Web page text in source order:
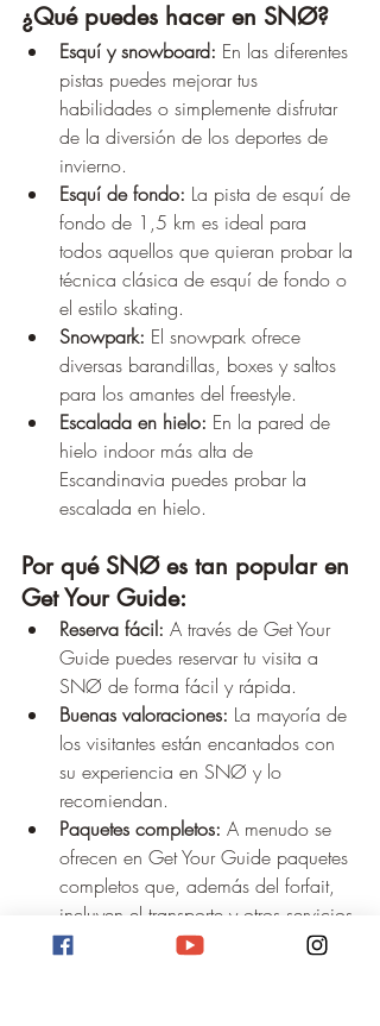
¿Qué puedes hacer en SNØ?
Esquí y snowboard: En las diferentes
pistas puedes mejorar tus
habilidades o simplemente disfrutar
de la diversión de los deportes de
invierno.
Esquí de fondo: La pista de esquí de
fondo de 1,5 km es ideal para
todos aquellos que quieran probar la
técnica clásica de esquí de fondo o
el estilo skating.
Snowpark: El snowpark ofrece
diversas barandillas, boxes y saltos
para los amantes del freestyle.
Escalada en hielo: En la pared de
hielo indoor más alta de
Escandinavia puedes probar la
escalada en hielo.
Por qué SNØ es tan popular en
Get Your Guide:
Reserva fácil: A través de Get Your
Guide puedes reservar tu visita a
SNØ de forma fácil y rápida.
Buenas valoraciones: La mayoría de
los visitantes están encantados con
su experiencia en SNØ y lo
recomiendan.
Paquetes completos: A menudo se
ofrecen en Get Your Guide paquetes
completos que, además del forfait,
incluyen el transporte y otros servicios.